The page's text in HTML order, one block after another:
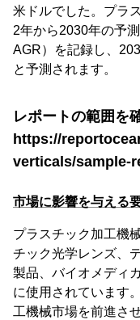
米ドルでした。プラ
2年から2030年の予
AGR）を記録し、
と予測されます。
レポートの範囲を
https://
verticals/sample-
市場に影響を与える
プラスチック加工機
チック光学レンズ、
製品、バイオメディ
に使用されています
工機械市場を前進さ